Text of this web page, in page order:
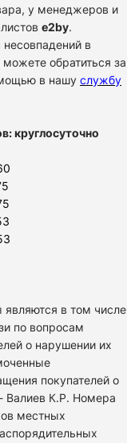
у менеджеров и
e2by.
в
обратиться за
в нашу службу
круглосуточно
являются в том числе
по вопросам
о нарушении их
покупателей о
Валиев К.Р. Номера
местных